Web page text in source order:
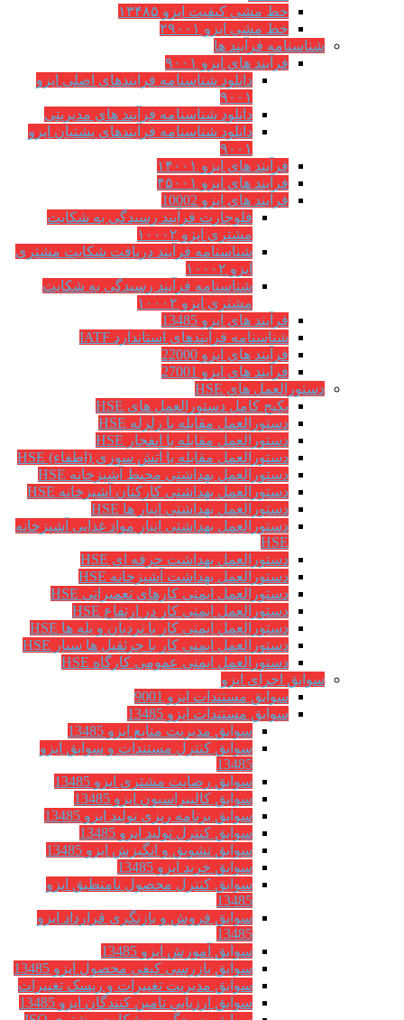
خط مشی کیفیت ایزو ۱۳۴۸۵
خط مشی ایزو ۲۹۰۰۱
شناسنامه فرآیند ها
فرآیند های ایزو ۹۰۰۱
دانلود شناسنامه فرایندهای اصلی ایزو
۹۰۰۱
دانلود شناسنامه فرآیند های مدیریتی
دانلود شناسنامه فرآیندهای پشتیان ایزو
۹۰۰۱
فرآیند های ایزو ۱۴۰۰۱
فرآیند های ایزو ۴۵۰۰۱
فرآیند های ایزو 10002
فلوچارت فرآیند رسیدگی به شکایت
مشتری ایزو ۱۰۰۰۲
شناسنامه فرآیند دریافت شکایت مشتری
ایزو ۱۰۰۰۲
شناسنامه فرآیند رسیدگی به شکایت
مشتری ایزو ۱۰۰۰۲
فرآیند های ایزو 13485
شناسنامه فرآیندهای استاندارد IATF
فرآیند های ایزو 22000
فرآیند های ایزو 27001
دستورالعمل های HSE
پکیج کامل دستورالعمل های HSE
دستورالعمل مقابله با زلزله HSE
دستورالعمل مقابله با انفجار HSE
دستورالعمل مقابله با آتش سوزی (اطفاء) HSE
دستورالعمل بهداشتی محیط آشپزخانه HSE
دستورالعمل بهداشتی کارکنان آشپزخانه HSE
دستورالعمل بهداشتی انبار ها HSE
دستورالعمل بهداشتی انبار مواد غذایی آشپزخانه
HSE
دستورالعمل بهداشت حرفه ای HSE
دستورالعمل بهداشت آشپزخانه HSE
دستورالعمل ایمنی کارهای تعمیراتی HSE
دستورالعمل ایمنی کار در ارتفاع HSE
دستورالعمل ایمنی کار با نردبان و پله ها HSE
دستورالعمل ایمنی کار با جرثقیل ها سیار HSE
دستورالعمل ایمنی عمومی کارگاه HSE
سوابق اجرای ایزو
سوابق مستندات ایزو 9001
سوابق مستندات ایزو 13485
سوابق مدیریت منابع ایزو 13485
سوابق کنترل مستندات و سوابق ایزو
13485
سوابق رضایت مشتری ایزو 13485
سوابق كاليبراسيون ایزو 13485
سوابق برنامه ریزی تولید ایزو 13485
سوابق کنترل تولید ایزو 13485
سوابق تشویق و انگیزش ایزو 13485
سوابق خرید ایزو 13485
سوابق کنترل محصول نامنطبق ایزو
13485
سوابق فروش و بازنگری قرارداد ایزو
13485
سوابق آموزش ایزو 13485
سوابق بازرسی کیفی محصول ایزو 13485
سوابق مدیریت تغییرات و ریسک تغییرات
سوابق ارزيابي تامين كنندگان ایزو 13485